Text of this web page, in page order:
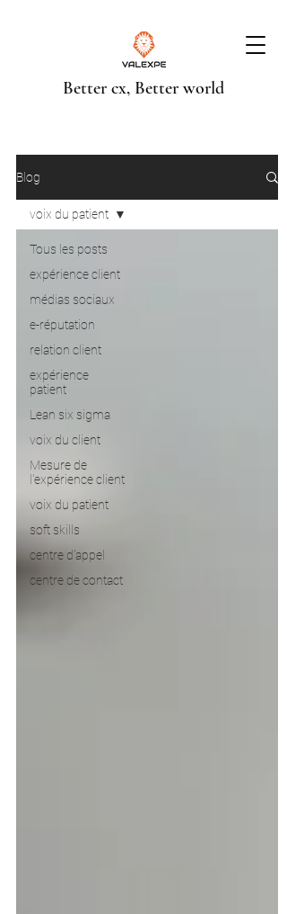
Better cx, Better world
Blog
Tous les posts
expérience client
médias sociaux
e-réputation
relation client
expérience
patient
Lean six sigma
voix du client
Mesure de
l'expérience client
voix du patient
soft skills
centre d'appel
centre de contact
voix du patient